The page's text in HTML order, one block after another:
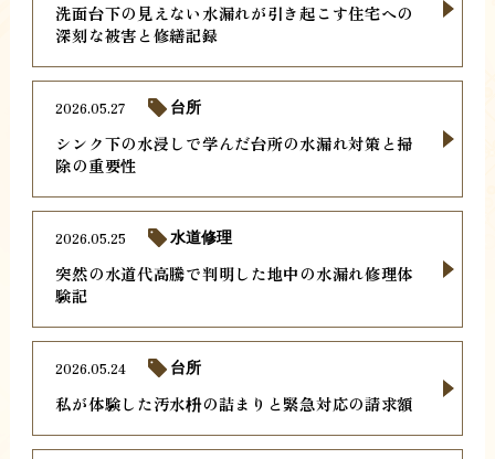
洗面台下の見えない水漏れが引き起こす住宅への
深刻な被害と修繕記録
シンク下の水浸しで学んだ台所の水漏れ対策と掃
除の重要性
2026.05.27 台所
突然の水道代高騰で判明した地中の水漏れ修理体
験記
2026.05.25 水道修理
私が体験した汚水枡の詰まりと緊急対応の請求額
2026.05.24 台所